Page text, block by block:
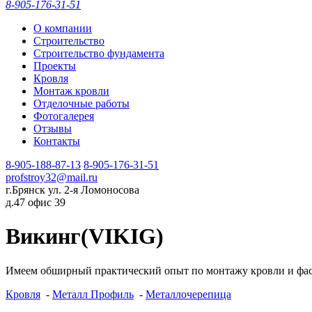
8-905-176-31-51
О компании
Строительство
Строительство фундамента
Проекты
Кровля
Монтаж кровли
Отделочные работы
Фотогалерея
Отзывы
Контакты
8-905-188-87-13 8-905-176-31-51
profstroy32@mail.ru
г.Брянск ул. 2-я Ломоносова
д.47 офис 39
Викинг(VIKIG)
Имеем обширный практический опыт по монтажу кровли и
Кровля - Металл Профиль - Металлочерепица